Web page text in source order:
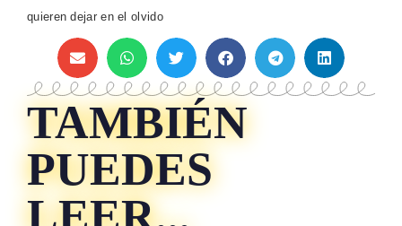
quieren dejar en el olvido
TAMBIÉN
PUEDES
LEER...